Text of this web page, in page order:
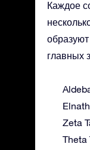
Каждое
главных
Elnath
Zeta
Theta